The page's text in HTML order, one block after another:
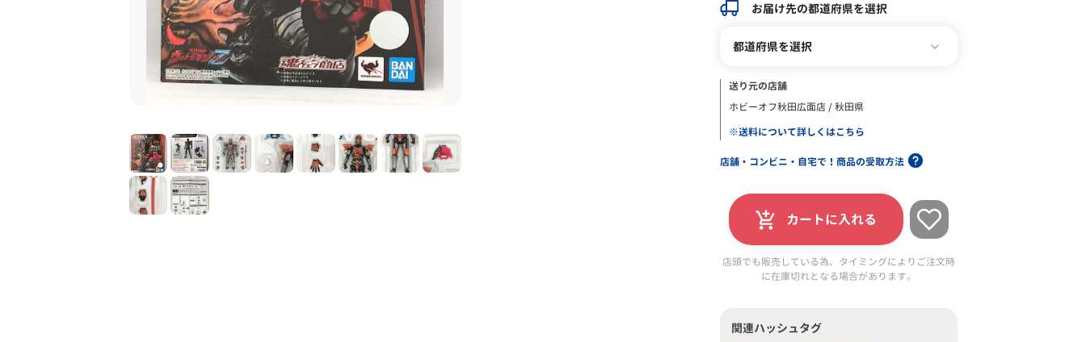
お届け先の都道府県を選択
都道府県を選択
送り元の店舗
ホビーオフ秋田広面店 / 秋田県
※送料について詳しくはこちら
店舗・コンビニ・自宅で！商品の受取方法
カートに入れる
店頭でも販売している為、タイミングによりご注文時
に在庫切れとなる場合があります。
関連ハッシュタグ